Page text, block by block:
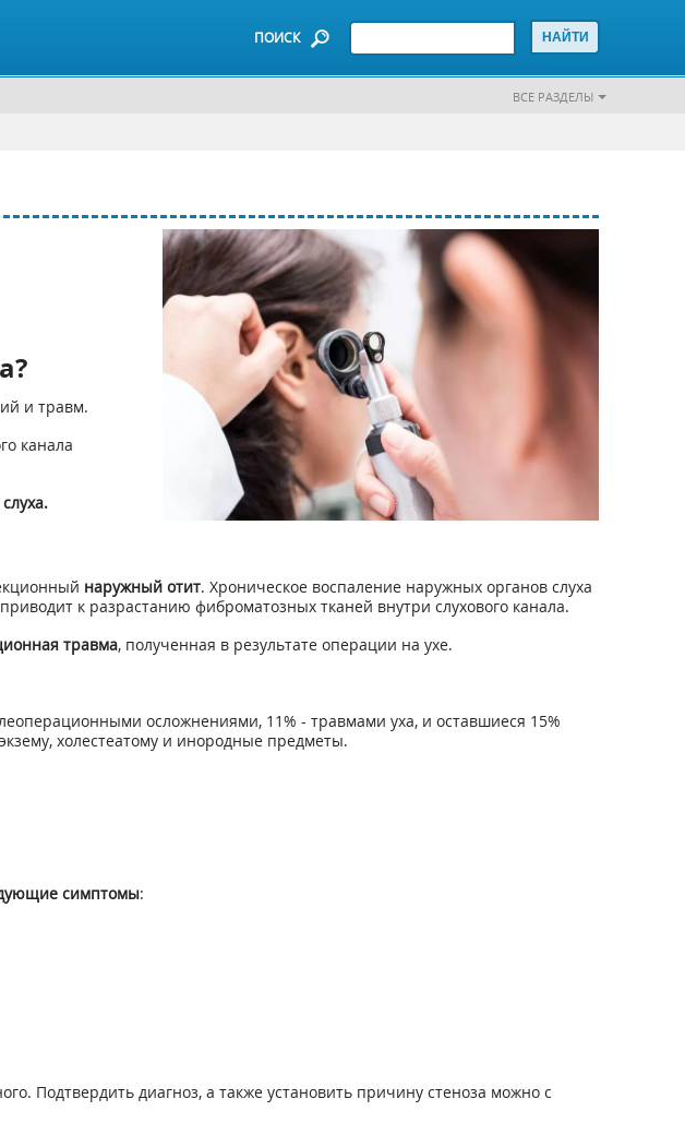
ПОИСК
ВСЕ РАЗДЕЛЫ
и травм.
канала
наружный отит. Хроническое воспаление наружных органов слуха
к разрастанию фиброматозных тканей внутри слухового канала.
травма, полученная в результате операции на ухе.
осложнениями, 11% - травмами уха, и оставшиеся 15%
холестеатому и инородные предметы.
симптомы:
Подтвердить диагноз, а также установить причину стеноза можно с